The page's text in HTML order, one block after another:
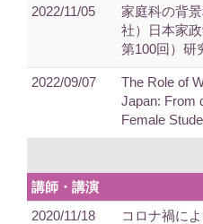
2022/11/05
家庭科の背
社）日本家
第100回）研
2022/09/07
The Role of
Japan: From
Female
講師・講演
2020/11/18
コロナ禍に